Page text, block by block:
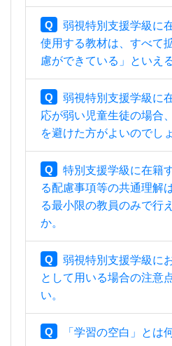
Q
弱視特別支援学級に
使用する教材は、すべて
慮ができている」といえ
Q
弱視特別支援学級に
応が弱い児童生徒の場合
を避けた方がよいのでし
Q
特別支援学級に在籍
る配慮事項等の共通理解
る最小限の教員のみで行
か。
Q
弱視特別支援学級に
として用いる場合の注意
い。
Q 「学習の空白」とは